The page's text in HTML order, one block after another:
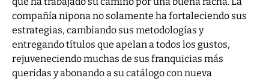
compañía nipona no solamente ha fortaleciendo sus
estrategias, cambiando sus metodologías y
entregando títulos que apelan a todos los gustos,
rejuveneciendo muchas de sus franquicias más
queridas y abonando a su catálogo con nueva